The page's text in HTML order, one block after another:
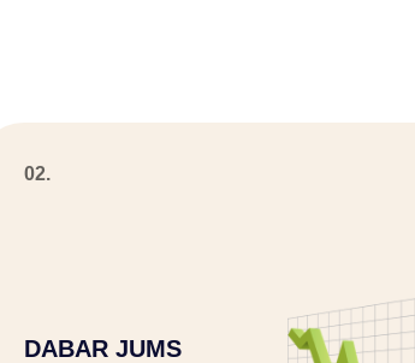
02.
DABAR JUMS